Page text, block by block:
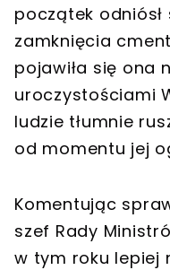
początek
zamknięcia
pojawiła się ona
uroczystościami
ludzie tłumnie
od momentu jej
Komentując
szef Rady
w tym roku lepiej